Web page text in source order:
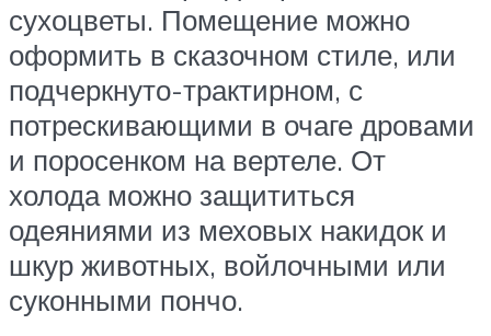
сухоцветы. Помещение можно
оформить в сказочном стиле, или
подчеркнуто-трактирном, с
потрескивающими в очаге дровами
и поросенком на вертеле. От
холода можно защититься
одеяниями из меховых накидок и
шкур животных, войлочными или
суконными пончо.